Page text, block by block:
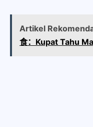
Artikel
食：Kupat Tahu